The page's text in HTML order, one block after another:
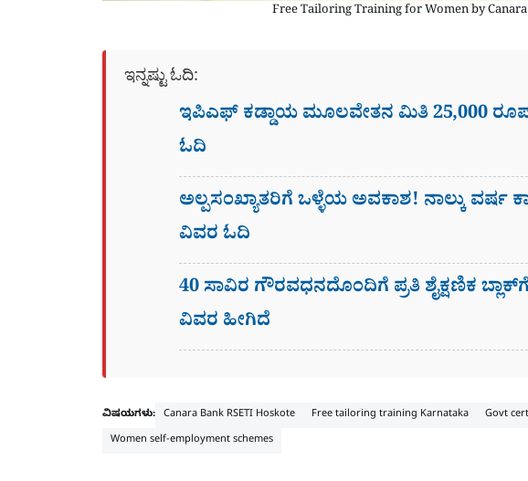
Free Tailoring Training for Women by Canara
ಇನ್ನಷ್ಟು ಓದಿ:
ಇಪಿಎಫ್ ಕಡ್ಡಾಯ ಮೂಲವೇತನ ಮಿತಿ 25,000
ಓದಿ
ಅಲ್ಪಸಂಖ್ಯಾತರಿಗೆ ಒಳ್ಳೆಯ ಅವಕಾಶ! ನಾಲ್ಕು ವರ್ಷ
ವಿವರ ಓದಿ
40 ಸಾವಿರ ಗೌರವಧನದೊಂದಿಗೆ ಪ್ರತಿ ಶೈಕ್ಷಣಿಕ
ವಿವರ ಹೀಗಿದೆ
ವಿಷಯಗಳು: Canara Bank RSETI Hoskote Free tailoring training Karnataka
Govt
Women self-employment schemes